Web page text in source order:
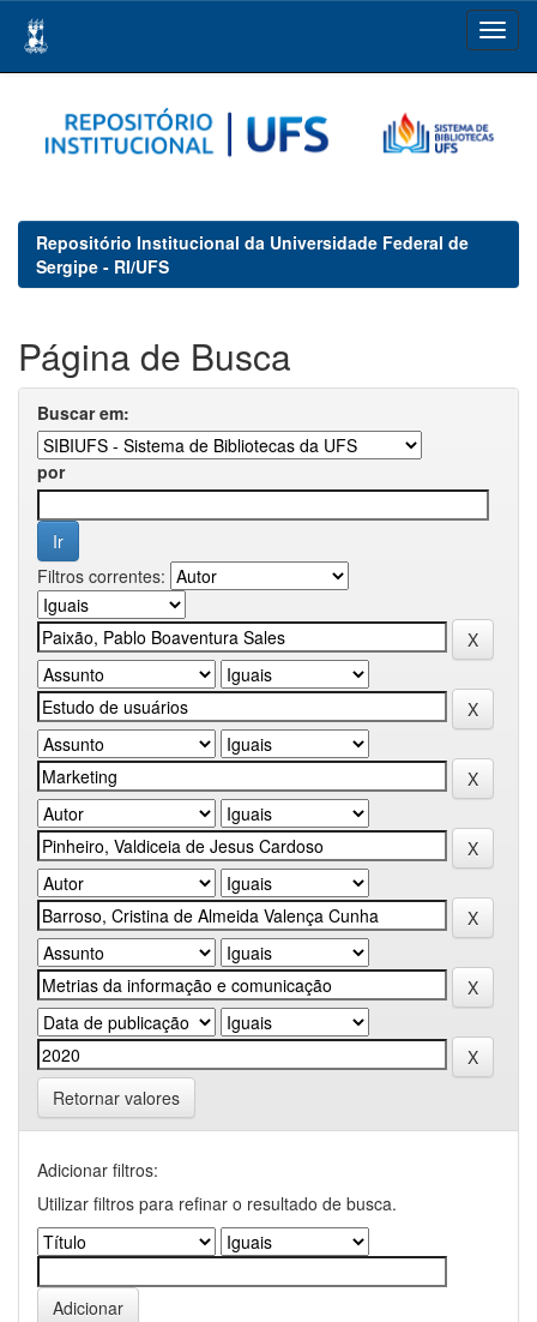
navigation
Repositório Institucional da Universidade Federal de
Sergipe - RI/UFS
Página de Busca
Buscar em:
por
Filtros correntes:
Retornar valores
Adicionar filtros:
Utilizar filtros para refinar o resultado de busca.